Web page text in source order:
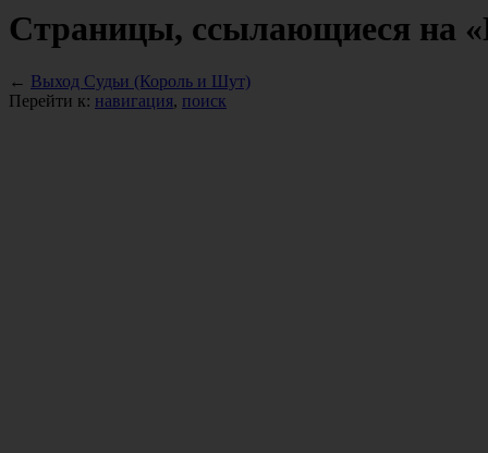
Страницы, ссылающиеся на
← Выход Судьи (Король и Шут)
Перейти к: навигация, поиск